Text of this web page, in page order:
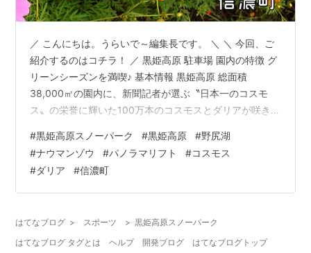
／ こんにちは。うらいで～編集長です。 ＼ ＼ 今回、ご
紹介するのはコチラ！ ／ 黒姫高原 駐車場 園内の特徴 グ
リーンシーズンを満喫♪ 基本情報 黒姫高原 総面積
38,000㎡の園内に、新聞記者が選ぶ〝日本一のコスモ
ス〟の栄誉に輝いた100万本のコスモスとダリアが咲き乱
北部の町、信濃町にある『黒姫高原』。 その立ち姿から
「信濃富士」とも呼ばれる北信五岳の一つ、黒姫山（標
高2,053m）の東山麓に、夏はコスモスやダリア、冬はス
キー場として楽しめる高原リゾートがあります。 今回
コスモスに深々と会釈…
#黒姫高原スノーパーク #黒姫高原 #野尻湖
#ナウマンゾウ #パノラマリフト #コスモス
#ダリア #信濃町
はてなブログ > スポーツ > 黒姫高原スノーパーク
はてなブログ タグとは
ヘルプ 開発ブログ はてなブログトップ